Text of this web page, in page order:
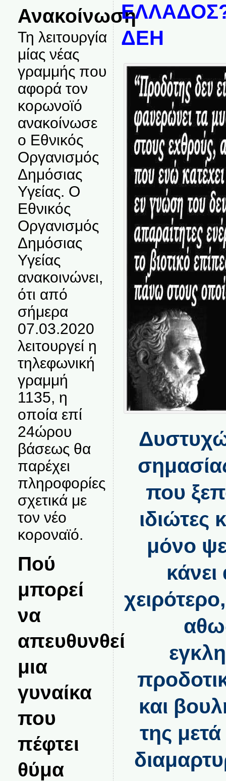
Ανακοίνωση
Τη λειτουργία
μίας νέας
γραμμής που
αφορά τον
κορωνοϊό
ανακοίνωσε
ο Εθνικός
Οργανισμός
Δημόσιας
Υγείας. Ο
Εθνικός
Οργανισμός
Δημόσιας
Υγείας
ανακοινώνει,
ότι από
σήμερα
07.03.2020
λειτουργεί η
τηλεφωνική
γραμμή
1135, η
οποία επί
24ώρου
βάσεως θα
παρέχει
πληροφορίες
σχετικά με
τον νέο
κοροναϊό.
Πού
μπορεί
να
απευθυνθεί
μια
γυναίκα
που
πέφτει
θύμα
ΔΕΗ
που
ιδιώτες
μόνο
και
της